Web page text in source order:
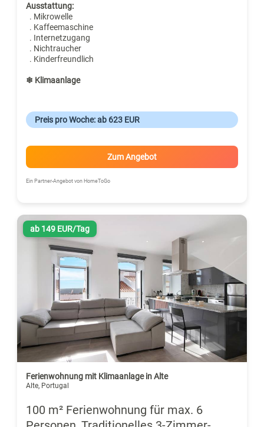
Ausstattung:
. Mikrowelle
. Kaffeemaschine
. Internetzugang
. Nichtraucher
. Kinderfreundlich
❄ Klimaanlage
Preis pro Woche: ab 623 EUR
Zum Angebot
Ein Partner-Angebot von HomeToGo
ab 149 EUR/Tag
Ferienwohnung mit Klimaanlage in Alte
Alte, Portugal
100 m² Ferienwohnung für max. 6